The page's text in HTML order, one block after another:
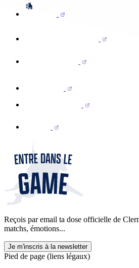
Reçois par email ta dose officielle de
matchs, émotions...
Je m'inscris à la newsletter
Pied de page (liens légaux)